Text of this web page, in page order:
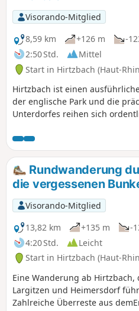
Visorando-Mitglied
8,59 km
+126 m
-
2:50 Std.
Mittel
Start in Hirtzbach (Haut-
Hirtzbach ist einen
der englische Park und die
Unterdorfes reihen sich
mit Blumen geschmückt sind.
durch Felder und Wälder zu
Dorf Sankt-Glückern stand,
dem Teich der Fürsten,
Rundwanderung
die vergessenen
Visorando-Mitglied
13,82 km
+135 m
-
4:20 Std.
Leicht
Start in Hirtzbach (Haut-
Eine Wanderung ab Hirtzbach,
Largitzen und Heimersdorf
Zahlreiche Überreste aus